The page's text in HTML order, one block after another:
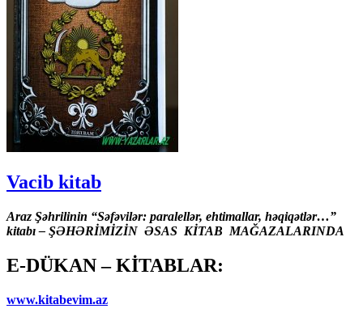
Vacib kitab
Araz Şəhrilinin “Səfəvilər: paralellər, ehtimallar, həqiqətlər…”
kitabı – ŞƏHƏRİMİZİN ƏSAS KİTAB MAĞAZALARINDA
E-DÜKAN – KİTABLAR:
www.kitabevim.az